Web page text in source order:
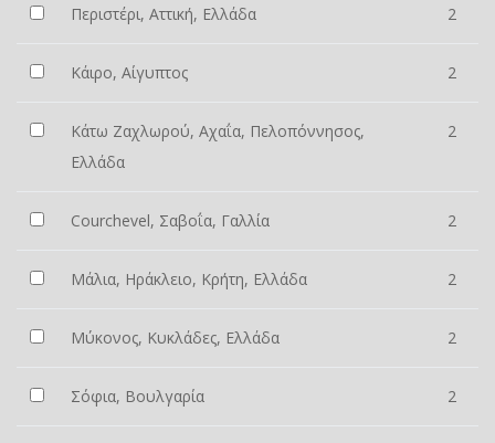
Περιστέρι, Αττική, Ελλάδα 2
Κάιρο, Αίγυπτος 2
Κάτω Ζαχλωρού, Αχαΐα, Πελοπόννησος,
Ελλάδα
2
Courchevel, Σαβοΐα, Γαλλία 2
Μάλια, Ηράκλειο, Κρήτη, Ελλάδα 2
Μύκονος, Κυκλάδες, Ελλάδα 2
Σόφια, Βουλγαρία 2